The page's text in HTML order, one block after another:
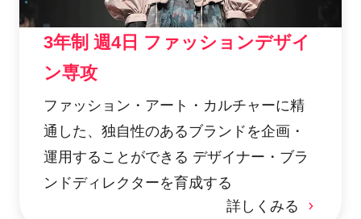
3年制 週4日 ファッションデザイ
ン専攻
ファッション・アート・カルチャーに精
通した、独自性のあるブランドを企画・
運用することができる デザイナー・ブラ
ンドディレクターを育成する
詳しくみる